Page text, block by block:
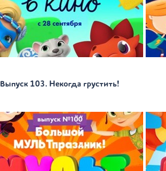
Выпуск 103. Некогда грустить!